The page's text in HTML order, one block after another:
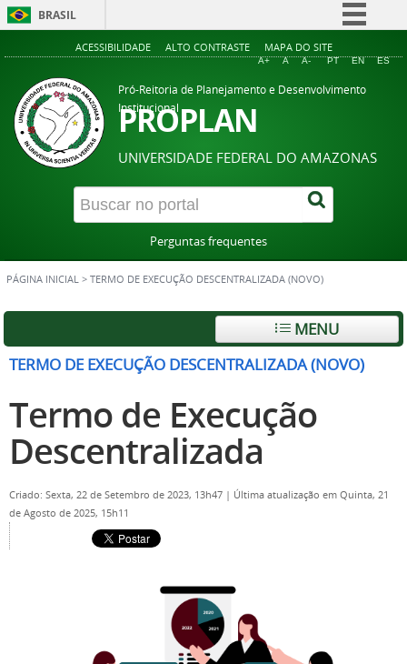
BRASIL
Simplifique!
Acesso à informação
Legislação
Canais
ACESSIBILIDADE ALTO CONTRASTE MAPA DO SITE
A+ A A- PT EN ES
Pró-Reitoria de Planejamento e Desenvolvimento
Institucional
PROPLAN
UNIVERSIDADE FEDERAL DO AMAZONAS
Perguntas frequentes
PÁGINA INICIAL > TERMO DE EXECUÇÃO DESCENTRALIZADA (NOVO)
MENU
TERMO DE EXECUÇÃO DESCENTRALIZADA (NOVO)
Termo de Execução
Descentralizada
Criado: Sexta, 22 de Setembro de 2023, 13h47 | Última atualização em Quinta, 21
de Agosto de 2025, 15h11